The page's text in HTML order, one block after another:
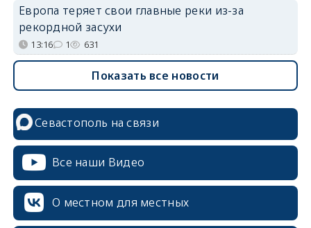
Европа теряет свои главные реки из-за
рекордной засухи
13:16 1 631
Показать все новости
Севастополь на связи
Все наши Видео
О местном для местных